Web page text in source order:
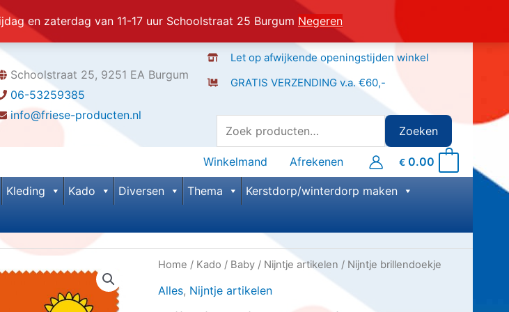
en zaterdag van 11-17 uur Schoolstraat 25 Burgum Negeren
Schoolstraat 25, 9251 EA Burgum
06-53259385
info@friese-producten.nl
Let op afwijkende openingstijden winkel
GRATIS VERZENDING v.a. €60,-
Zoeken
Zoeken
Winkelmand Afrekenen € 0.00
Kleding Kado Diversen Thema
Kerstdorp/winterdorp maken
Home / Kado / Baby/ Nijntje artikelen / Nijntje brillendoekje
Alles, Nijntje artikelen